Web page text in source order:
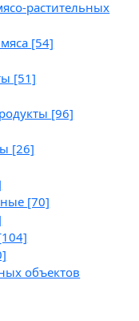
растительных
[54]
[51]
[96]
[26]
[70]
объектов